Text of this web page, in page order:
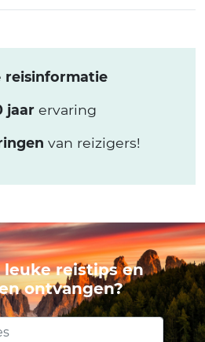
reisinformatie
jaar ervaring
van reizigers!
leuke reistips en
ontvangen?